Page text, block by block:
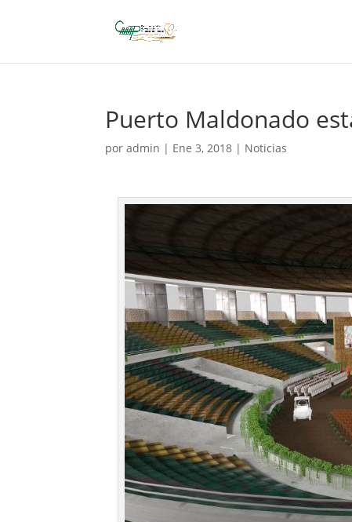
Puerto Maldonado
poradmin | Ene 3, 2018 | Noticias